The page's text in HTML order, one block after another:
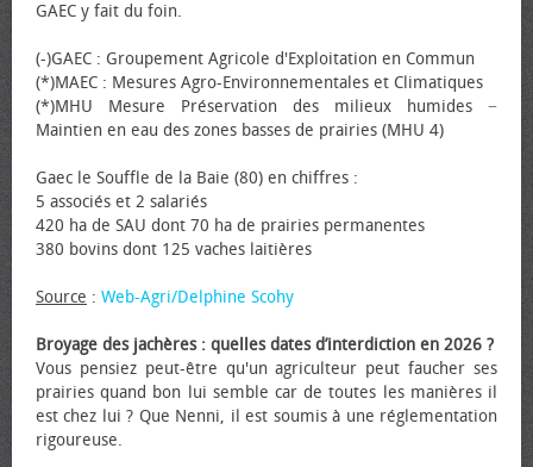
GAEC y fait du foin.
(-)GAEC : Groupement Agricole d'Exploitation en Commun
(*)MAEC : Mesures Agro-Environnementales et Climatiques
(*)MHU Mesure Préservation des milieux humides −
Maintien en eau des zones basses de prairies (MHU 4)
Gaec le Souffle de la Baie (80) en chiffres :
5 associés et 2 salariés
420 ha de SAU dont 70 ha de prairies permanentes
380 bovins dont 125 vaches laitières
Source : Web-Agri/Delphine Scohy
Broyage des jachères : quelles dates d’interdiction en 2026 ?
Vous pensiez peut-être qu'un agriculteur peut faucher ses
prairies quand bon lui semble car de toutes les manières il
est chez lui ? Que Nenni, il est soumis à une réglementation
rigoureuse.